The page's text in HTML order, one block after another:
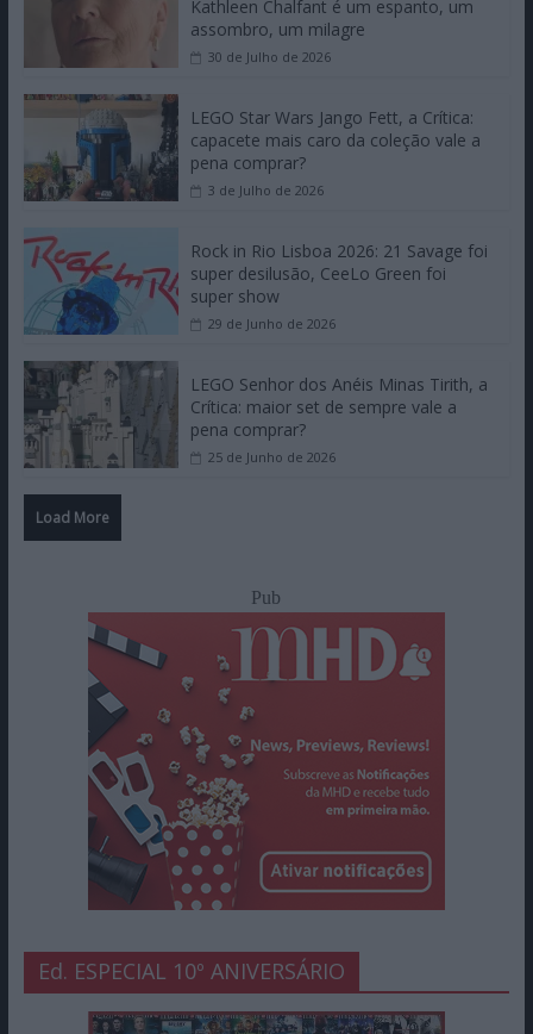
Kathleen Chalfant é um espanto, um
assombro, um milagre
30 de Julho de 2026
LEGO Star Wars Jango Fett, a Crítica:
capacete mais caro da coleção vale a
pena comprar?
3 de Julho de 2026
Rock in Rio Lisboa 2026: 21 Savage foi
super desilusão, CeeLo Green foi
super show
29 de Junho de 2026
LEGO Senhor dos Anéis Minas Tirith, a
Crítica: maior set de sempre vale a
pena comprar?
25 de Junho de 2026
Load More
Pub
Ed. ESPECIAL 10º ANIVERSÁRIO